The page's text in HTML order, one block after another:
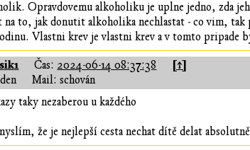
Opravdovemu alkoholiku je uplne jedno, zda
na to, jak donutit alkoholika nechlastat - co vim,
Vlastni krev je vlastni krev a v tomto pripade
Čas: 2024-06-14 08:37:38 [↑]
Mail: schován
taky nezaberou u každého
že je nejlepší cesta nechat dítě delat